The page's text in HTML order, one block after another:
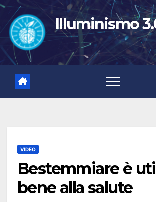
Salta
contenuto
Illuminismo
VIDEO
Bestemmiare è
bene alla salute